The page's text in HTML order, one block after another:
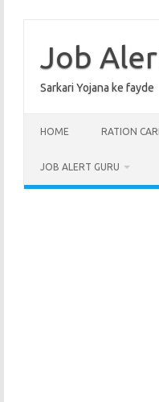
content
Job
Sarkari Yojana ke fayde
HOME RATION
JOB ALERT GURU